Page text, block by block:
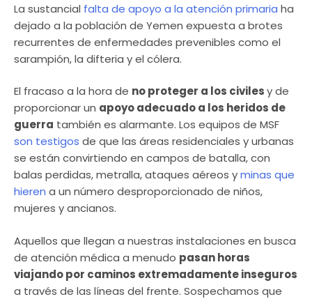
La sustancial falta de apoyo a la atención primaria ha
dejado a la población de Yemen expuesta a brotes
recurrentes de enfermedades prevenibles como el
sarampión, la difteria y el cólera.
El fracaso a la hora de no proteger a los civilesy de
proporcionar un apoyo adecuado a los heridos de
guerra también es alarmante. Los equipos de MSF
son testigos de que las áreas residenciales y urbanas
se están convirtiendo en campos de batalla, con
balas perdidas, metralla, ataques aéreos yminas que
hieren a un número desproporcionado de niños,
mujeres y ancianos.
Aquellos que llegan a nuestras instalaciones en busca
de atención médica a menudo pasan horas
viajando por caminos extremadamente inseguros
a través de las líneas del frente. Sospechamos que